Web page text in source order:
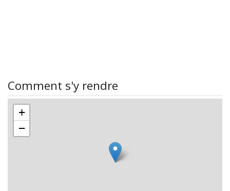
Comment s'y rendre
+
−